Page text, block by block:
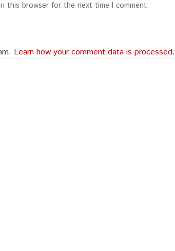
this browser for the next time I comment.
Learn how your comment data is processed.